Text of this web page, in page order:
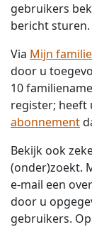
gebruikers
bericht sturen.
Via Mijn
door u
10
register; heeft
abonnement
Bekijk ook
(onder)zoekt.
e-mail een
door u
gebruikers.